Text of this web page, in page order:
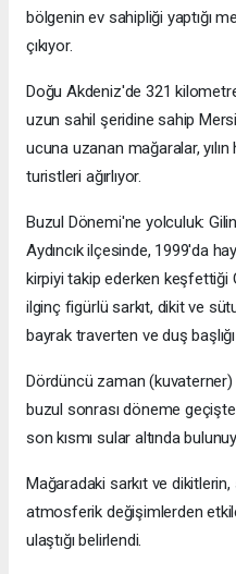
bölgenin ev sahipliği yaptığı
çıkıyor.
Doğu Akdeniz'de 321
uzun sahil şeridine sahip
ucuna uzanan mağaralar,
turistleri ağırlıyor.
Buzul Dönemi'ne yolculuk:
Aydıncık ilçesinde, 1999'da
kirpiyi takip ederken keşfettiği
ilginç figürlü sarkıt, dikit ve
bayrak traverten ve duş başlığı
Dördüncü zaman (kuvaterner)
buzul sonrası döneme
son kısmı sular altında
Mağaradaki sarkıt ve dikitlerin,
atmosferik değişimlerden
ulaştığı belirlendi.